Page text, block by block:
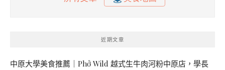
近期文章
中原大學美食推薦｜Phở Wild 越式生牛肉河粉中原店，學長